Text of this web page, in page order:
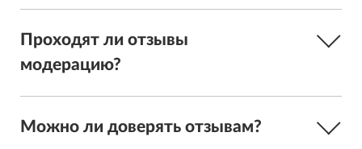
Проходят ли отзывы
модерацию?
Можно ли доверять отзывам?